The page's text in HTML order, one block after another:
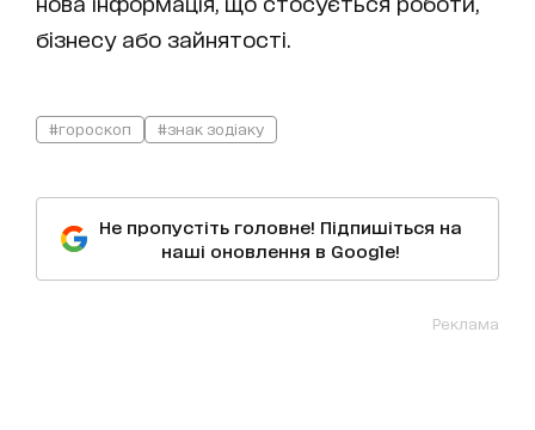
бізнесу або зайнятості.
#гороскоп #знак зодіаку
Не пропустіть головне! Підпишіться на
наші оновлення в Google!
Реклама